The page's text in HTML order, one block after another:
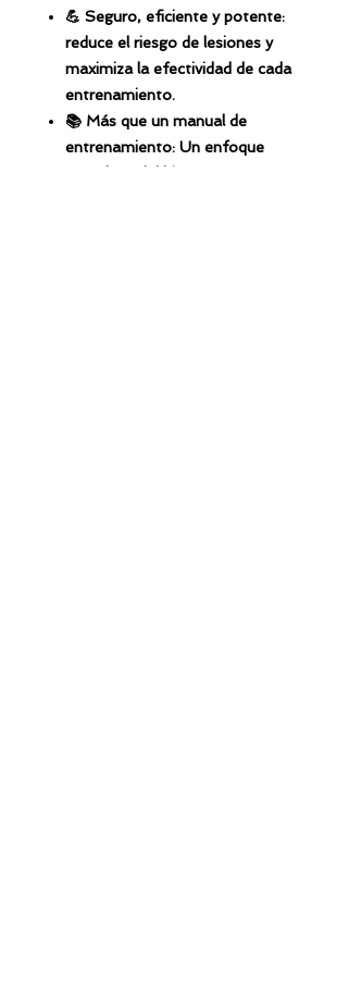
💪 Seguro, eficiente y potente:
reduce el riesgo de lesiones y
maximiza la efectividad de cada
entrenamiento.
📚 Más que un manual de
entrenamiento: Un enfoque